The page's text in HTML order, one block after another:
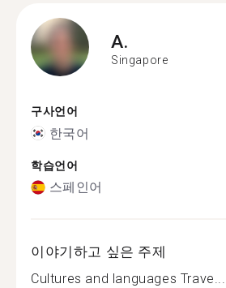
A.
Singapore
구사언어
한국어
학습언어
스페인어
이야기하고 싶은 주제
Cultures and languages Trave...